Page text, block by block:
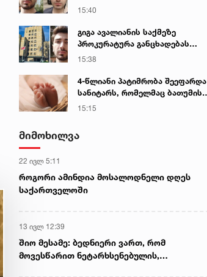
საქმეზე ბრალი წარედგინათ
15:40
გიგა ავალიანის საქმეზე
პროკურატურა განცხადებას
ავრცელებს
15:38
4-წლიანი პატიმრობა შეეფარდა
სანიტარს, რომელმაც ბათუმის
კლინიკის საპირფარეშოში
მიაყენა
15:15
მიმოხილვა
22 ივლ 5:11
როგორი ამინდია მოსალოდნელი დღეს
საქართველოში
13 ივლ 12:39
შიო მესამე: ბედნიერი ვართ, რომ
მოვესწარით ნეტარხსენებულის,